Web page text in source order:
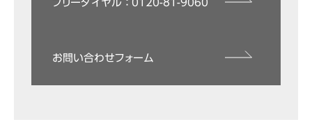
フリーダイヤル ： 0120-81-9060
お問い合わせフォーム